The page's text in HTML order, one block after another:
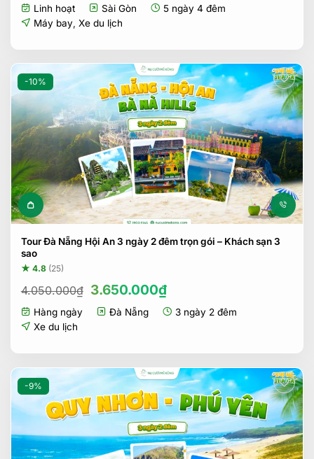
Linh hoạt Sài Gòn
5 ngày 4 đêm
Máy bay Xe du lịch
-10%
Tour Đà Nẵng Hội An 3 ngày 2 đêm trọn gói – Khách sạn 3
sao
★ 4.8 (25)
4.050.000₫ Giá
là:
3.650.000₫Giá
hiện
tại
Hàng ngày Đà Nẵng
3 ngày 2 đêm
Xe du lịch
-9%